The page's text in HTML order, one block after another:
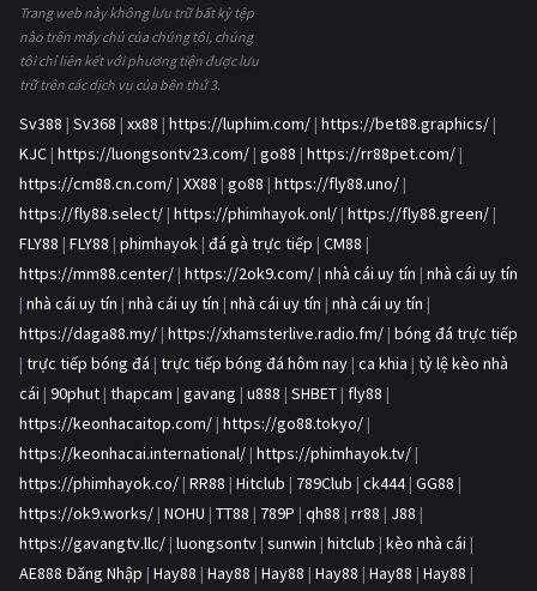
Trang web này không lưu trữ bất kỳ tệp
nào trên máy chủ của chúng tôi, chúng
tôi chỉ liên kết với phương tiện được lưu
trữ trên các dịch vụ của bên thứ 3.
Sv388 | Sv368 | xx88 | https://luphim.com/ | https://bet88.graphics/ |
KJC | https://luongsontv23.com/ | go88 | https://rr88pet.com/ |
https://cm88.cn.com/ | XX88 | go88 | https://fly88.uno/ |
https://fly88.select/ | https://phimhayok.onl/ | https://fly88.green/ |
FLY88 | FLY88 | phimhayok | đá gà trực tiếp | CM88 |
https://mm88.center/ | https://2ok9.com/ | nhà cái uy tín | nhà cái uy tín
| nhà cái uy tín | nhà cái uy tín | nhà cái uy tín | nhà cái uy tín |
https://daga88.my/ | https://xhamsterlive.radio.fm/ | bóng đá trực tiếp
| trực tiếp bóng đá | trực tiếp bóng đá hôm nay | ca khia | tỷ lệ kèo nhà
cái | 90phut | thapcam | gavang | u888 | SHBET | fly88 |
https://keonhacaitop.com/ | https://go88.tokyo/ |
https://keonhacai.international/ | https://phimhayok.tv/ |
https://phimhayok.co/ | RR88 | Hitclub | 789Club | ck444| GG88 |
https://ok9.works/ | NOHU | TT88 | 789P | qh88 | rr88 | J88 |
https://gavangtv.llc/ | luongsontv | sunwin | hitclub | kèo nhà cái |
AE888 Đăng Nhập | Hay88 | Hay88 | Hay88 | Hay88 | Hay88 | Hay88 |